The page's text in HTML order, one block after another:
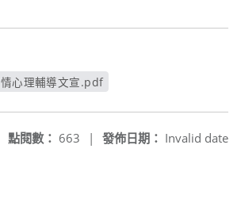
心理輔導文宣.pdf
發佈日期： Invalid date
點閱數： 663 |